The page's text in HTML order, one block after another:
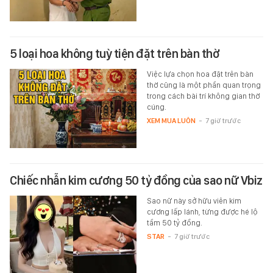
5 loại hoa không tuỳ tiện đặt trên bàn thờ
Việc lựa chọn hoa đặt trên bàn
thờ cũng là một phần quan trọng
trong cách bài trí không gian thờ
cúng.
XEM MUA LUÔN - 7 giờ trước
Chiếc nhẫn kim cương 50 tỷ đồng của sao nữ Vbiz
Sao nữ này sở hữu viên kim
cương lấp lánh, từng được hé lộ
tầm 50 tỷ đồng.
STAR - 7 giờ trước